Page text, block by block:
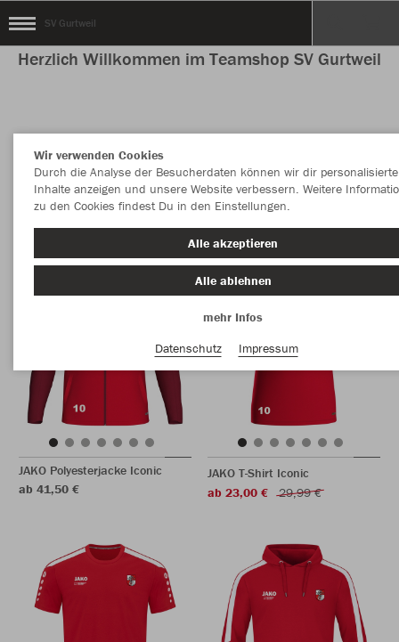
SV Gurtweil
Herzlich Willkommen im Teamshop SV Gurtweil
JAKO Polyesterjacke Iconic
ab 41,50 €
JAKO T-Shirt Iconic
ab 23,00 €
29,99 €
Wir verwenden Cookies
Durch die Analyse der Besucherdaten können wir dir personalisierte
Inhalte anzeigen und unsere Website verbessern. Weitere
zu den Cookies findest Du in den Einstellungen.
Alle akzeptieren
Alle ablehnen
mehr Infos
Datenschutz
Impressum